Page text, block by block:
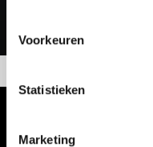
Voorkeuren
Statistieken
Marketing